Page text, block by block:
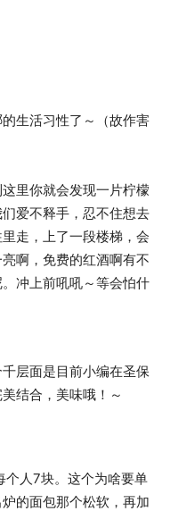
生活习性了～（故作害
里你就会发现一片柠檬
爱不释手，忍不住想去
走，上了一段楼梯，会
啊，免费的红酒啊有不
冲上前吼吼～等会怕什
层面是目前小编在圣保
结合，美味哦！～
人7块。这个为啥要单
的面包那个松软，再加